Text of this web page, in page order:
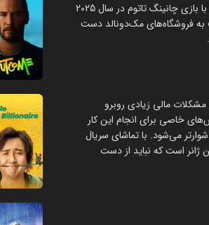
)، اثری جنایی، کمدی و درام از کشور آمریکا است که به کارگردانی درک کیانفرنس و با بازی چانینگ تاتوم در سال 2025
به فروشگاه‌های مک‌دونالد دست
مالی زیادی روبرو
خاصی برای انجام این کار
می‌شود. با تماشای سریال
ژانر است که نباید از دست